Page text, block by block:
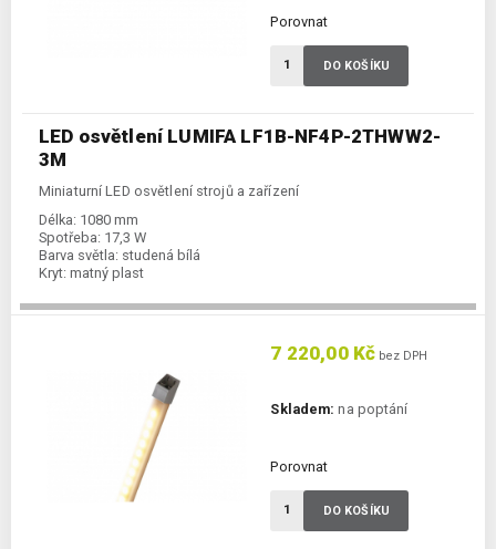
LED osvětlení LUMIFA LF1B-NF4P-2THWW2-
3M
Miniaturní LED osvětlení strojů a zařízení
Délka: 1080 mm
Spotřeba: 17,3 W
Barva světla: studená bílá
Kryt: matný plast
Porovnat
DO KOŠÍKU
7 220,00 Kč bez DPH
Skladem: na poptání
Porovnat
DO KOŠÍKU